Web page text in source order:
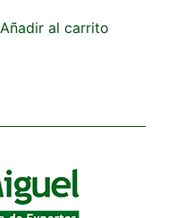
Añadir al carrito